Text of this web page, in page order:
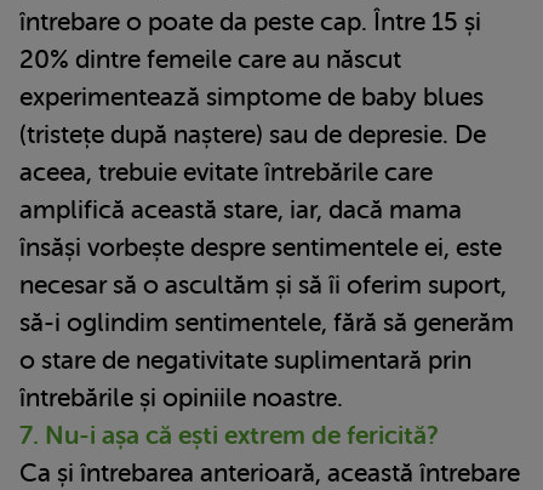
întrebare o poate da peste cap. Între 15 și
20% dintre femeile care au născut
experimentează simptome de baby blues
(tristețe după naștere) sau de depresie. De
aceea, trebuie evitate întrebările care
amplifică această stare, iar, dacă mama
însăși vorbește despre sentimentele ei, este
necesar să o ascultăm și să îi oferim suport,
să-i oglindim sentimentele, fără să generăm
o stare de negativitate suplimentară prin
întrebările și opiniile noastre.
7. Nu-i așa că ești extrem de fericită?
Ca și întrebarea anterioară, această întrebare